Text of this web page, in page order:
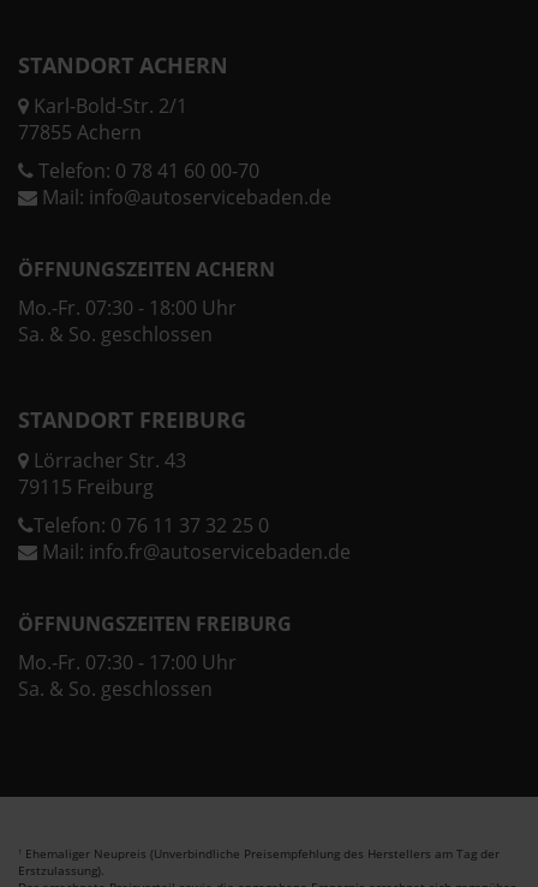
STANDORT ACHERN
Karl-Bold-Str. 2/1
77855 Achern
Telefon: 0 78 41 60 00-70
Mail: info@autoservicebaden.de
ÖFFNUNGSZEITEN ACHERN
Mo.-Fr. 07:30 - 18:00 Uhr
Sa. & So. geschlossen
STANDORT FREIBURG
Lörracher Str. 43
79115 Freiburg
Telefon: 0 76 11 37 32 25 0
Mail: info.fr@autoservicebaden.de
ÖFFNUNGSZEITEN FREIBURG
Mo.-Fr. 07:30 - 17:00 Uhr
Sa. & So. geschlossen
1 Ehemaliger Neupreis (Unverbindliche Preisempfehlung des Herstellers am Tag der
Erstzulassung).